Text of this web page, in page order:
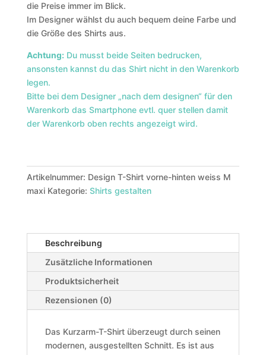
die Preise immer im Blick.
Im Designer wählst du auch bequem deine Farbe und
die Größe des Shirts aus.
Achtung:Du musst beide Seiten bedrucken,
ansonsten kannst du das Shirt nicht in den Warenkorb
legen.
Bitte bei dem Designer „nach dem designen“ für den
Warenkorb das Smartphone evtl. quer stellen damit
der Warenkorb oben rechts angezeigt wird.
Artikelnummer: Design T-Shirt vorne-hinten weiss M
maxi Kategorie: Shirts gestalten
Beschreibung
Zusätzliche Informationen
Produktsicherheit
Rezensionen (0)
Das Kurzarm-T-Shirt überzeugt durch seinen
modernen, ausgestellten Schnitt. Es ist aus